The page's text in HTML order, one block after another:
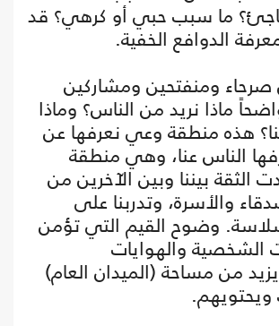
ما سبب حبي أو كرهي؟ قد
الدوافع الخفية.
صرحاء ومنفتحين ومشاركين
ماذا نريد من الناس؟ وماذا
هذه منطقة وعي نعرفها عن
الناس عنا، وهي منطقة
الثقة بيننا وبين الآخرين من
والأسرة، وتدربنا على
وضوح القيم التي تؤمن
الشخصية والهوايات
من مساحة (الميدان العام)
ويحتويهم.